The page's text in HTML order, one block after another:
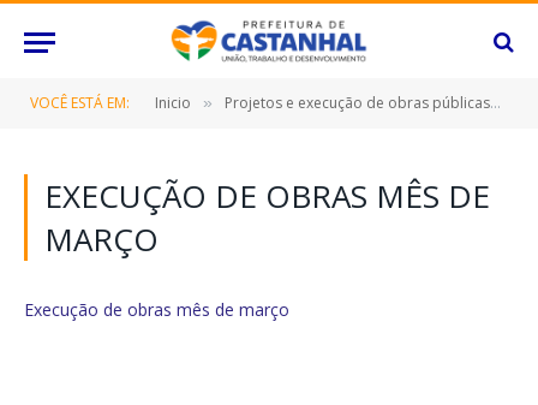
VOCÊ ESTÁ EM: Inicio » Projetos e execução de obras públicas
EXECUÇÃO DE OBRAS MÊS DE
MARÇO
Execução de obras mês de março